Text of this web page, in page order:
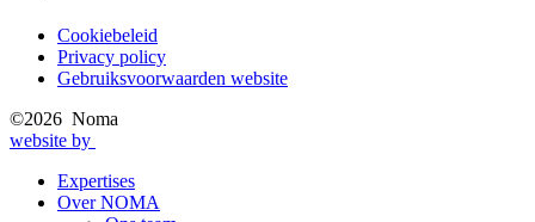
Privacy
menu
Cookiebeleid
Privacy policy
Gebruiksvoorwaarden website
©2026 Noma
website by
Main
Expertises
Over NOMA